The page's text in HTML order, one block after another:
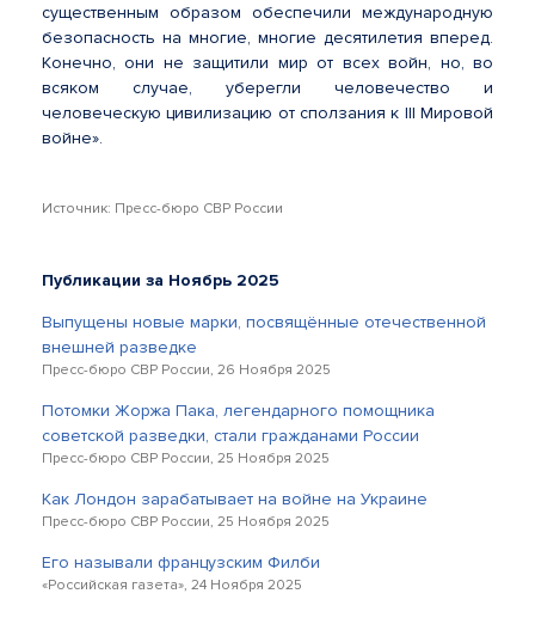
существенным образом обеспечили международную
безопасность на многие, многие десятилетия вперед.
Конечно, они не защитили мир от всех войн, но, во
всяком случае, уберегли человечество и
человеческую цивилизацию от сползания к III Мировой
войне».
Источник: Пресс-бюро СВР России
Публикации за Ноябрь 2025
Выпущены новые марки, посвящённые отечественной
внешней разведке
Пресс-бюро СВР России, 26 Ноября 2025
Потомки Жоржа Пака, легендарного помощника
советской разведки, стали гражданами России
Пресс-бюро СВР России, 25 Ноября 2025
Как Лондон зарабатывает на войне на Украине
Пресс-бюро СВР России, 25 Ноября 2025
Его называли французским Филби
«Российская газета», 24 Ноября 2025